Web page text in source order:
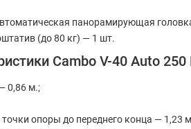
панорамирующая
(до 80 кг) — 1 шт.
Cambo V-40 Auto 250
0,86 м.;
опоры до переднего конца — 1,23